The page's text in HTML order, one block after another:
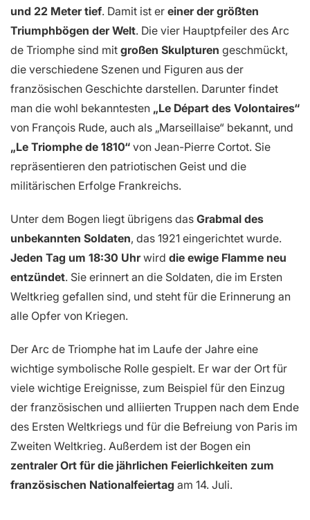
und 22 Meter tief. Damit ist er einer der größten
Triumphbögen der Welt. Die vier Hauptpfeiler des Arc
de Triomphe sind mit großen Skulpturen geschmückt,
die verschiedene Szenen und Figuren aus der
französischen Geschichte darstellen. Darunter findet
man die wohl bekanntesten „Le Départ des Volontaires“
von François Rude, auch als „Marseillaise“ bekannt, und
„Le Triomphe de 1810“ von Jean-Pierre Cortot. Sie
repräsentieren den patriotischen Geist und die
militärischen Erfolge Frankreichs.
Unter dem Bogen liegt übrigens das Grabmal des
unbekannten Soldaten, das 1921 eingerichtet wurde.
Jeden Tag um 18:30 Uhrwird die ewige Flamme neu
entzündet. Sie erinnert an die Soldaten, die im Ersten
Weltkrieg gefallen sind, und steht für die Erinnerung an
alle Opfer von Kriegen.
Der Arc de Triomphe hat im Laufe der Jahre eine
wichtige symbolische Rolle gespielt. Er war der Ort für
viele wichtige Ereignisse, zum Beispiel für den Einzug
der französischen und alliierten Truppen nach dem Ende
des Ersten Weltkriegs und für die Befreiung von Paris im
Zweiten Weltkrieg. Außerdem ist der Bogen ein
zentraler Ort für die jährlichen Feierlichkeiten zum
französischen Nationalfeiertag am 14. Juli.